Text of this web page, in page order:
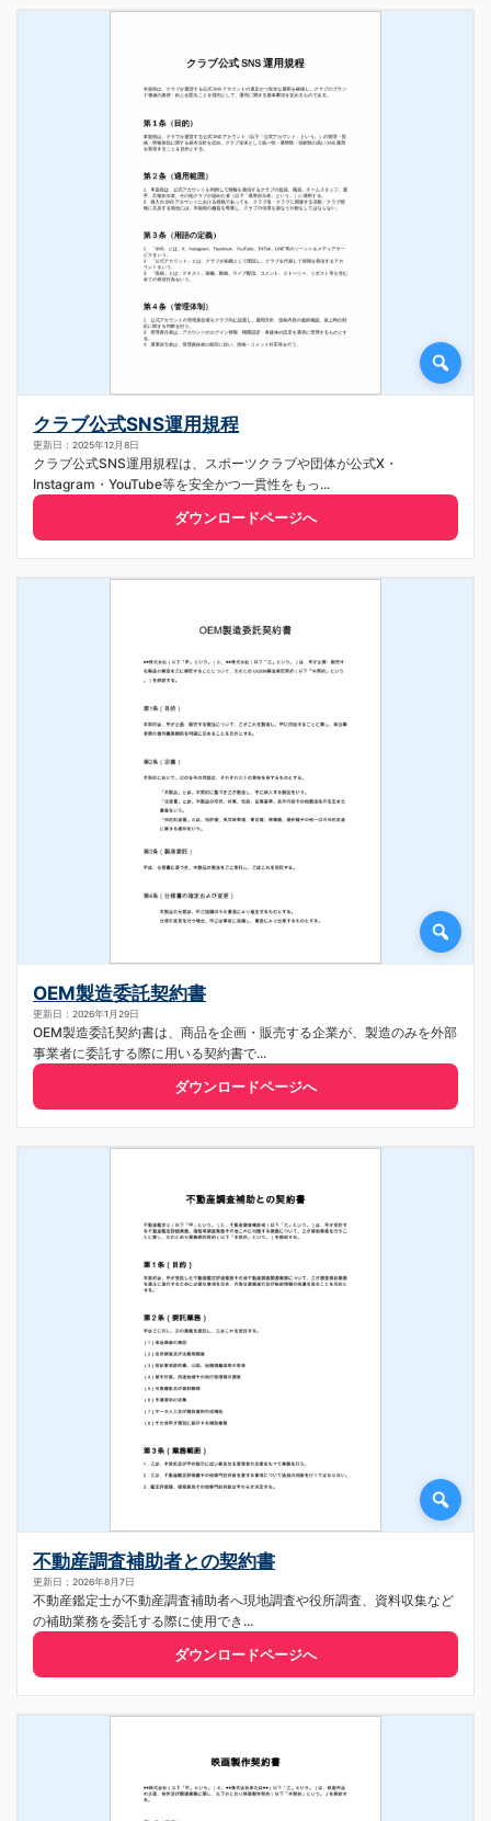
クラブ公式SNS運用規程
更新日：2025年12月8日
クラブ公式SNS運用規程は、スポーツクラブや団体が公式X・
Instagram・YouTube等を安全かつ一貫性をもっ...
ダウンロードページへ
OEM製造委託契約書
更新日：2026年1月29日
OEM製造委託契約書は、商品を企画・販売する企業が、製造のみを外部
事業者に委託する際に用いる契約書で...
ダウンロードページへ
不動産調査補助者との契約書
更新日：2026年8月7日
不動産鑑定士が不動産調査補助者へ現地調査や役所調査、資料収集など
の補助業務を委託する際に使用でき...
ダウンロードページへ